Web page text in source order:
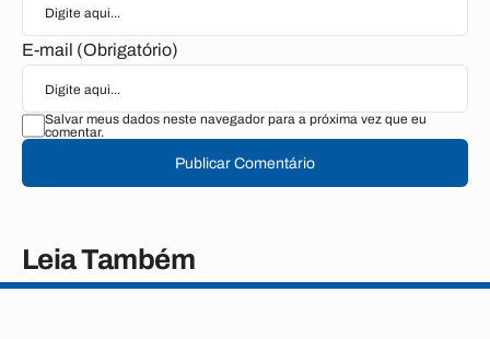
E-mail (Obrigatório)
Salvar meus dados neste navegador para a próxima vez que eu
comentar.
Publicar Comentário
Leia Também